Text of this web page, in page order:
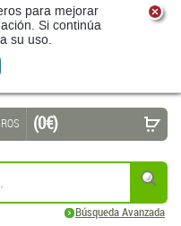
para mejorar
Si continúa
su uso.
Búsqueda Avanzada
(0 €)